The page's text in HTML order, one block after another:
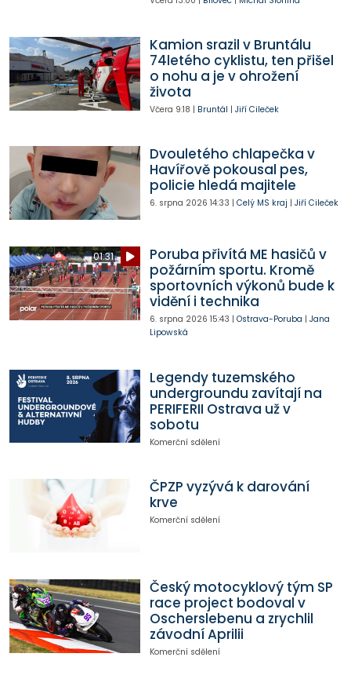
Kamion srazil v Bruntálu
74letého cyklistu, ten přišel
o nohu a je v ohrožení
života
Včera 9:18 | Bruntál | Jiří Cileček
Dvouletého chlapečka v
Havířově pokousal pes,
policie hledá majitele
6. srpna 2026 14:33 | Celý MS kraj | Jiří Cileček
01:31
Poruba přivítá ME hasičů v
požárním sportu. Kromě
sportovních výkonů bude k
vidění i technika
6. srpna 2026 15:43 | Ostrava-Poruba | Jana
Lipowská
Legendy tuzemského
undergroundu zavítají na
PERIFERII Ostrava už v
sobotu
Komerční sdělení
ČPZP vyzývá k darování
krve
Komerční sdělení
Český motocyklový tým SP
race project bodoval v
Oscherslebenu a zrychlil
závodní Aprilii
Komerční sdělení